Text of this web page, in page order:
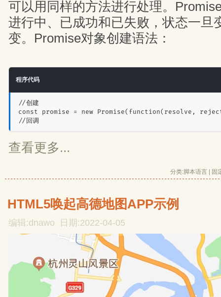
可以用同样的方法进行处理。
进行中、已成功和已失败，状态一旦
变。Promise对象创建语法：
程序代码
//创建
const promise = new Promise(function(resolve,
//回调
查看更多...
分类:脚本语言 固
HTML5唤起高德地图APP示例
编辑:dnawo 日期:2022-04-05